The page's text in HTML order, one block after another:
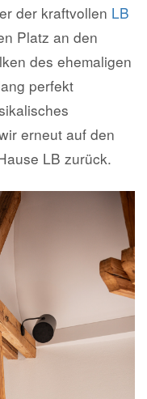
der kraftvollen LB
Platz an den
des ehemaligen
perfekt
erneut auf den
LB zurück.